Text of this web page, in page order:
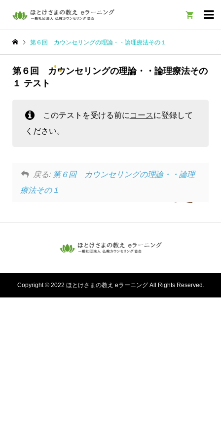

第６回 カウンセリングの理論・・論理療法その１
第６回 カウンセリングの理論・・論理療法その
１ テスト
このテストを受ける前に コース に登録して
ください。
戻る: 第６回 カウンセリングの理論・・論理
療法その１
Copyright © 2022 ほとけさまの教え eラーニング All Rights Reserved.